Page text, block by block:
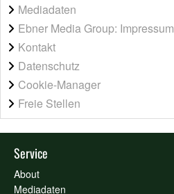
Mediadaten
Ebner Media Group: Impressum
Kontakt
Datenschutz
Cookie-Manager
Freie Stellen
Service
About
Mediadaten